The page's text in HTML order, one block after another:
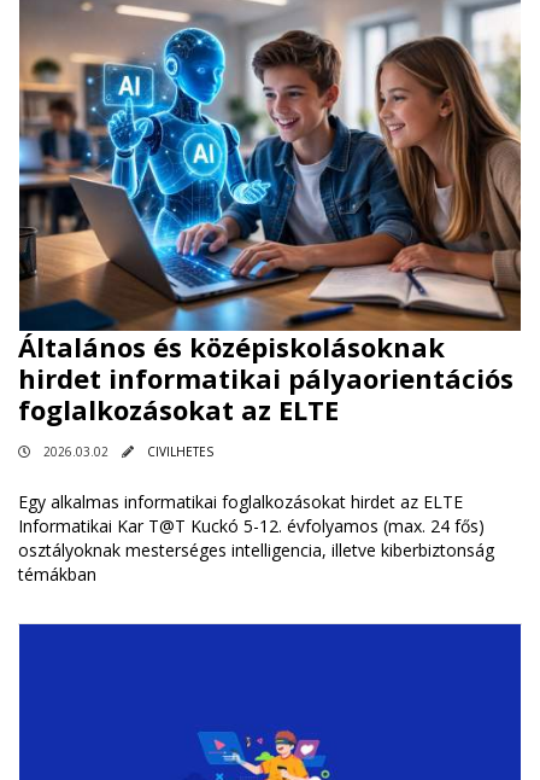
Általános és középiskolásoknak
hirdet informatikai pályaorientációs
foglalkozásokat az ELTE
2026.03.02 CIVILHETES
Egy alkalmas informatikai foglalkozásokat hirdet az ELTE
Informatikai Kar T@T Kuckó 5-12. évfolyamos (max. 24 fős)
osztályoknak mesterséges intelligencia, illetve kiberbiztonság
témákban